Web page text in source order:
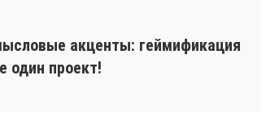
акценты: геймификация
один проект!